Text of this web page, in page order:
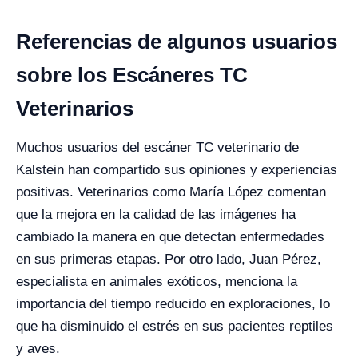
Referencias de algunos usuarios
sobre los Escáneres TC
Veterinarios
Muchos usuarios del escáner TC veterinario de
Kalstein han compartido sus opiniones y experiencias
positivas. Veterinarios como María López comentan
que la mejora en la calidad de las imágenes ha
cambiado la manera en que detectan enfermedades
en sus primeras etapas. Por otro lado, Juan Pérez,
especialista en animales exóticos, menciona la
importancia del tiempo reducido en exploraciones, lo
que ha disminuido el estrés en sus pacientes reptiles
y aves.